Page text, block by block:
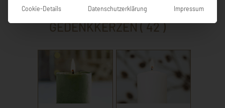
GEDENKKERZEN ( 42 )
Cookie-Details Datenschutzerklärung Impressum